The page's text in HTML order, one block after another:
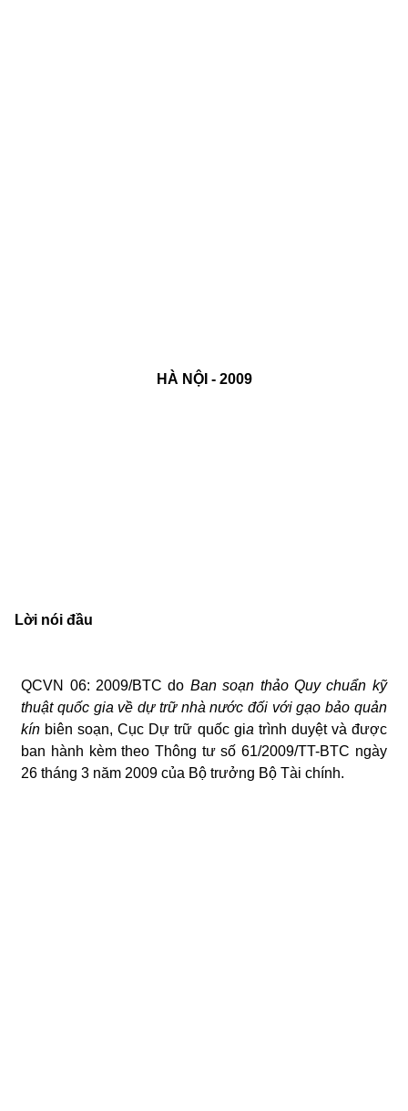
HÀ NỘI - 2009
Lời nói đầu
QCVN 06: 2009/BTC do Ban soạn thảo Quy chuẩn kỹ
thuật quốc gia về dự trữ nhà nước đối với gạo bảo quản
kín biên soạn, Cục Dự trữ quốc gia trình duyệt và được
ban hành kèm theo Thông tư số 61/2009/TT-BTC ngày
26 tháng 3 năm 2009 của Bộ trưởng Bộ Tài chính.